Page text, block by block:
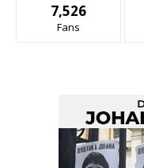
7,526
Fans